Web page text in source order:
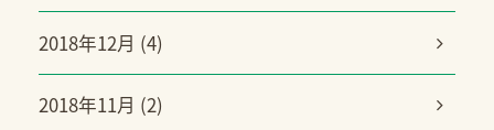
2018年12月 (4)
2018年11月 (2)